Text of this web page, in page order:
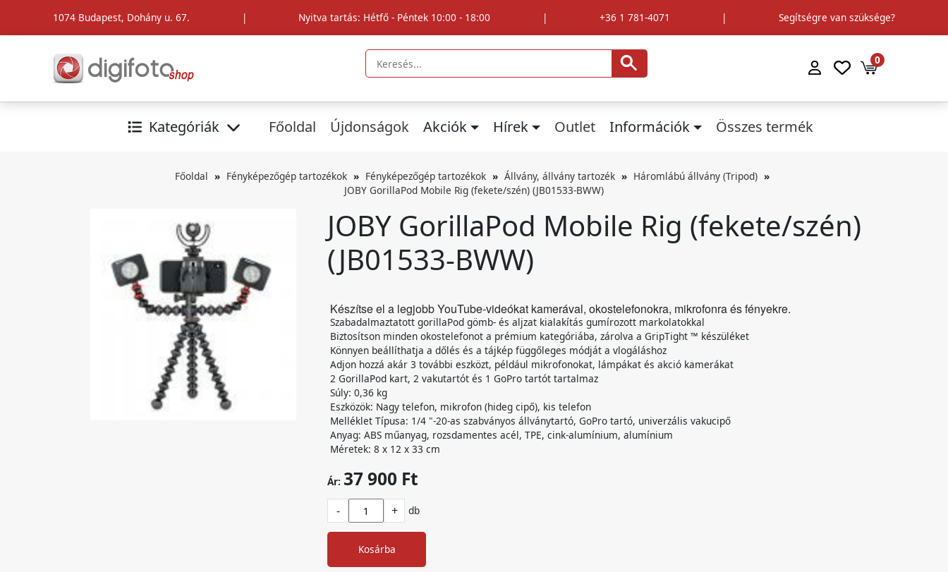
1074 Budapest, Dohány u. 67. | Nyitva tartás: Hétfő - Péntek 10:00 - 18:00 | +36 1 781-4071 | Segítségre van szüksége?
0
Kategóriák Főoldal Újdonságok Akciók Hírek Outlet Információk Összes termék
Főoldal Fényképezőgép tartozékok Fényképezőgép tartozékok Állvány, állvány tartozék
Háromlábú állvány (Tripod)
JOBY GorillaPod Mobile Rig (fekete/szén) (JB01533-BWW)
JOBY GorillaPod Mobile Rig (fekete/szén)
(JB01533-BWW)
Készítse el a legjobb YouTube-videókat kamerával, okostelefonokra, mikrofonra és fényekre.
Szabadalmaztatott gorillaPod gömb- és aljzat kialakítás gumírozott markolatokkal
Biztosítson minden okostelefonot a prémium kategóriába, zárolva a GripTight ™ készüléket
Könnyen beállíthatja a dőlés és a tájkép függőleges módját a vlogáláshoz
Adjon hozzá akár 3 további eszközt, például mikrofonokat, lámpákat és akció kamerákat
2 GorillaPod kart, 2 vakutartót és 1 GoPro tartót tartalmaz
Súly: 0,36 kg
Eszközök: Nagy telefon, mikrofon (hideg cipő), kis telefon
Melléklet Típusa: 1/4 "-20-as szabványos állványtartó, GoPro tartó, univerzális vakucipő
Anyag: ABS műanyag, rozsdamentes acél, TPE, cink-alumínium, alumínium
Méretek: 8 x 12 x 33 cm
Ár: 37 900 Ft
- + db
Kosárba